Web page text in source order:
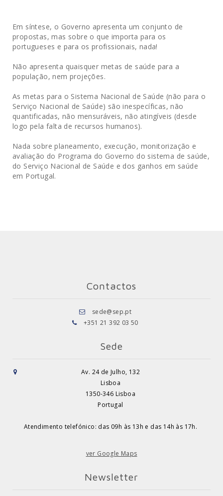
Em síntese, o Governo apresenta um conjunto de
propostas, mas sobre o que importa para os
portugueses e para os profissionais, nada!
Não apresenta quaisquer metas de saúde para a
população, nem projeções.
As metas para o Sistema Nacional de Saúde (não para o
Serviço Nacional de Saúde) são inespecíficas, não
quantificadas, não mensuráveis, não atingíveis (desde
logo pela falta de recursos humanos).
Nada sobre planeamento, execução, monitorização e
avaliação do Programa do Governo do sistema de saúde,
do Serviço Nacional de Saúde e dos ganhos em saúde
em Portugal.
Contactos
sede@sep.pt
+351 21 392 03 50
Sede
Av. 24 de Julho, 132
Lisboa
1350-346 Lisboa
Portugal
Atendimento telefónico: das 09h às 13h e das 14h às 17h.
ver Google Maps
Newsletter